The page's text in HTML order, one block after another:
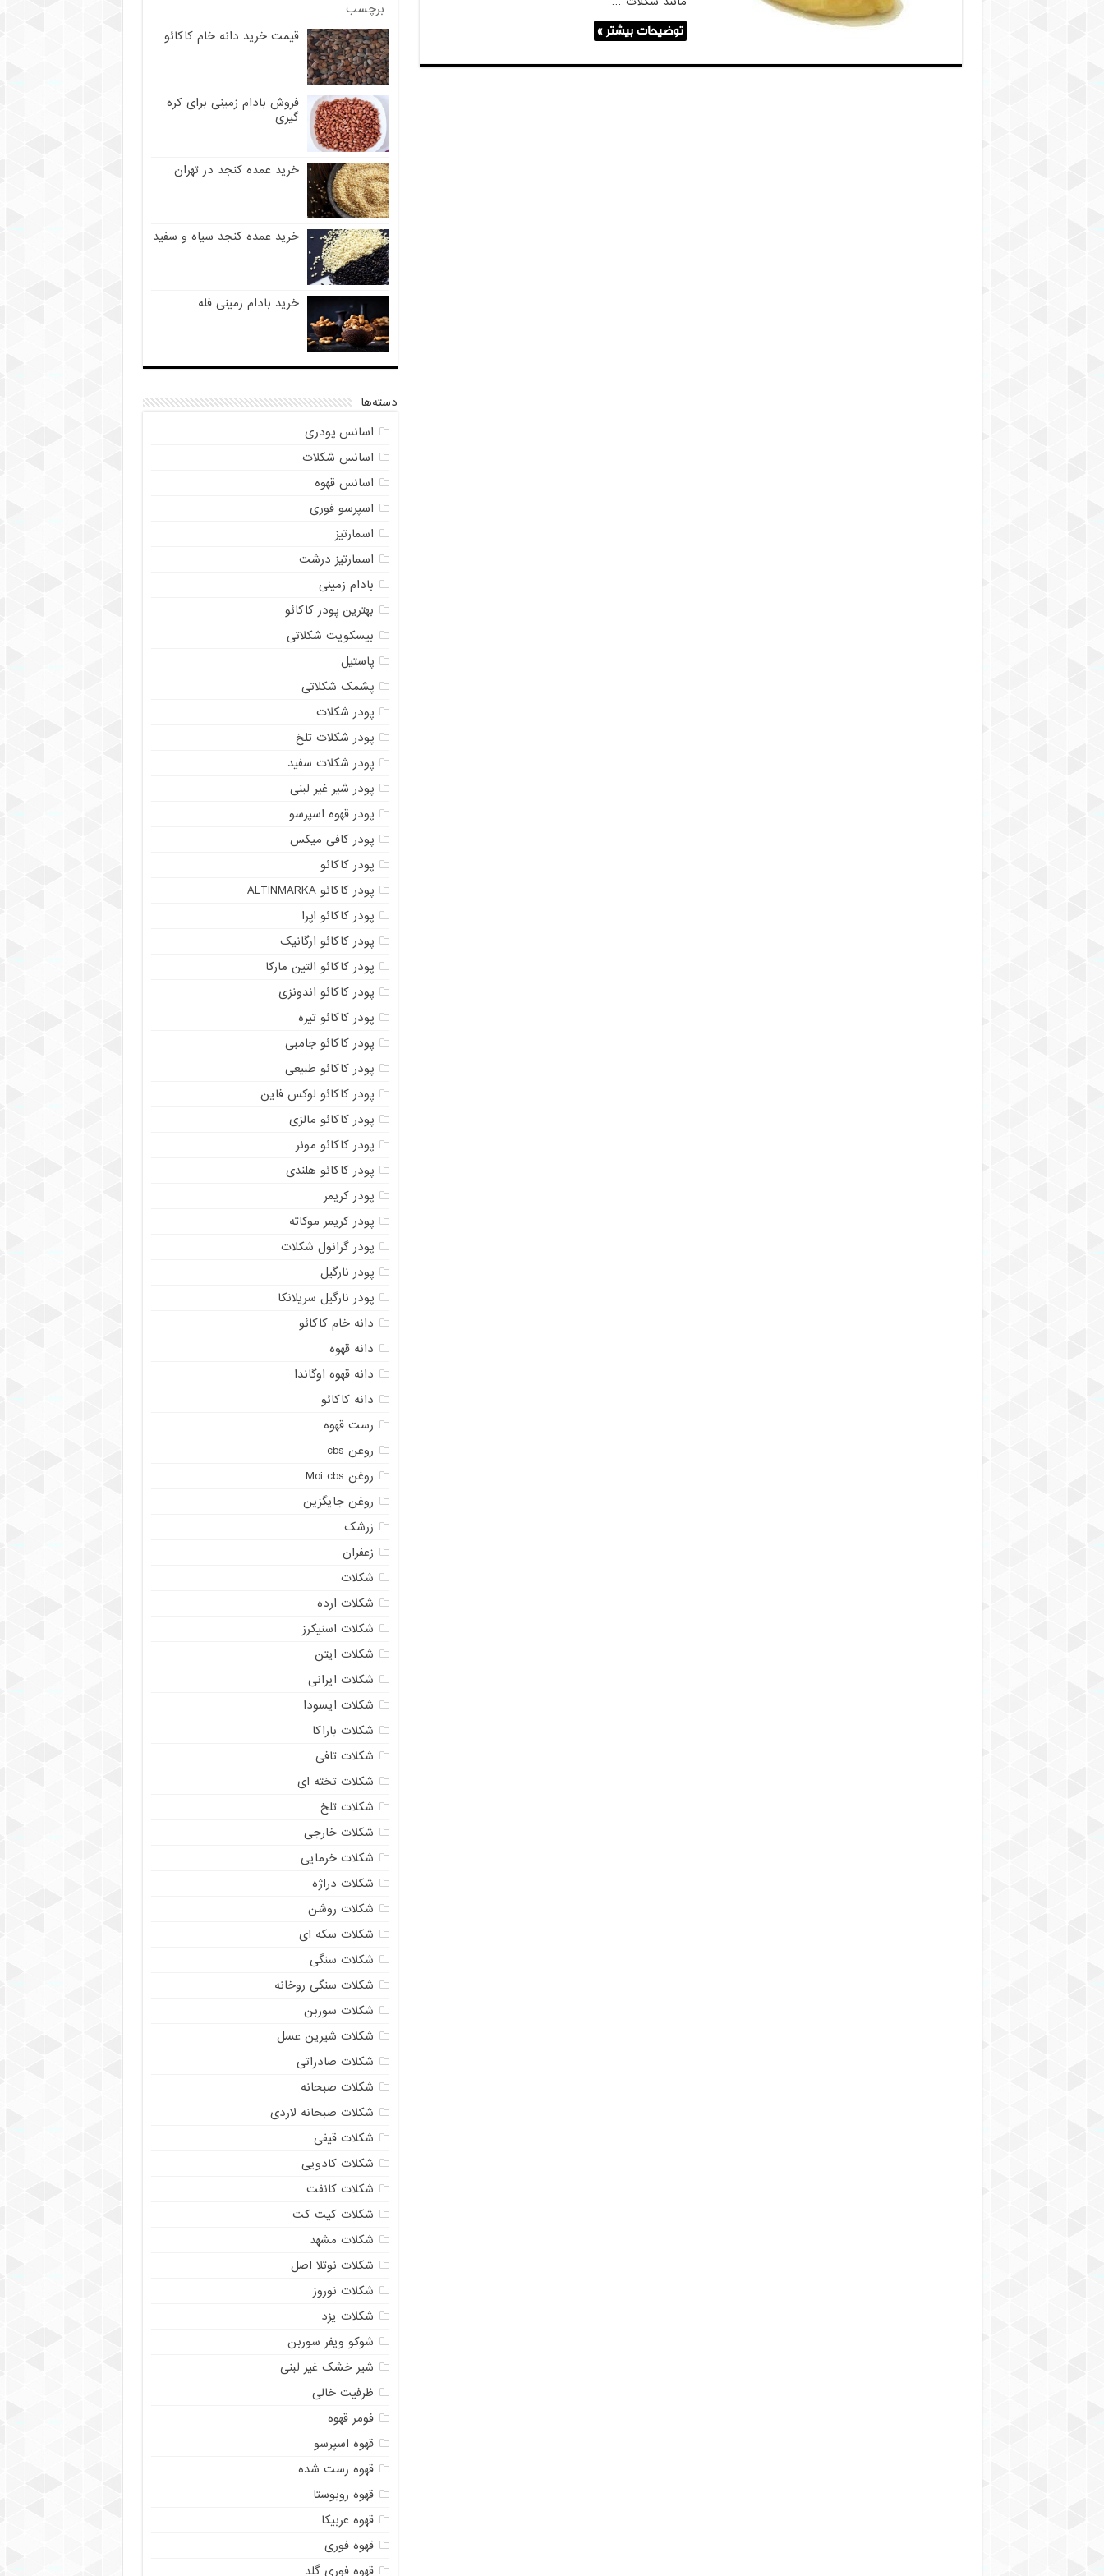
توضیحات بیشتر »
برچسب
قیمت خرید دانه خام کاکائو
فروش بادام زمینی برای کره
گیری
خرید عمده کنجد در تهران
خرید عمده کنجد سیاه و سفید
خرید بادام زمینی فله
دسته‌ها
اسانس پودری
اسانس شکلات
اسانس قهوه
اسپرسو فوری
اسمارتیز
اسمارتیز درشت
بادام زمینی
بهترین پودر کاکائو
بیسکویت شکلاتی
پاستیل
پشمک شکلاتی
پودر شکلات
پودر شکلات تلخ
پودر شکلات سفید
پودر شیر غیر لبنی
پودر قهوه اسپرسو
پودر کافی میکس
پودر کاکائو
پودر کاکائو ALTINMARKA
پودر کاکائو اپرا
پودر کاکائو ارگانیک
پودر کاکائو التین مارکا
پودر کاکائو اندونزی
پودر کاکائو تیره
پودر کاکائو جامبی
پودر کاکائو طبیعی
پودر کاکائو لوکس فاین
پودر کاکائو مالزی
پودر کاکائو مونر
پودر کاکائو هلندی
پودر کریمر
پودر کریمر موکاته
پودر گرانول شکلات
پودر نارگیل
پودر نارگیل سریلانکا
دانه خام کاکائو
دانه قهوه
دانه قهوه اوگاندا
دانه کاکائو
رست قهوه
روغن cbs
روغن Moi cbs
روغن جایگزین
زرشک
زعفران
شکلات
شکلات ارده
شکلات اسنیکرز
شکلات ایتن
شکلات ایرانی
شکلات ایسودا
شکلات باراکا
شکلات تافی
شکلات تخته ای
شکلات تلخ
شکلات خارجی
شکلات خرمایی
شکلات دراژه
شکلات روشن
شکلات سکه ای
شکلات سنگی
شکلات سنگی روخانه
شکلات سوربن
شکلات شیرین عسل
شکلات صادراتی
شکلات صبحانه
شکلات صبحانه لاردی
شکلات قیفی
شکلات کادویی
شکلات کانفت
شکلات کیت کت
شکلات مشهد
شکلات نوتلا اصل
شکلات نوروز
شکلات یزد
شوکو ویفر سوربن
شیر خشک غیر لبنی
ظرفیت خالی
فومر قهوه
قهوه اسپرسو
قهوه رست شده
قهوه روبوستا
قهوه عربیکا
قهوه فوری
قهوه فوری گلد